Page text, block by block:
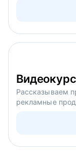
Рассказываем
рекламные